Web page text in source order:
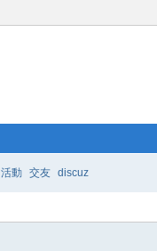
活動 交友 discuz